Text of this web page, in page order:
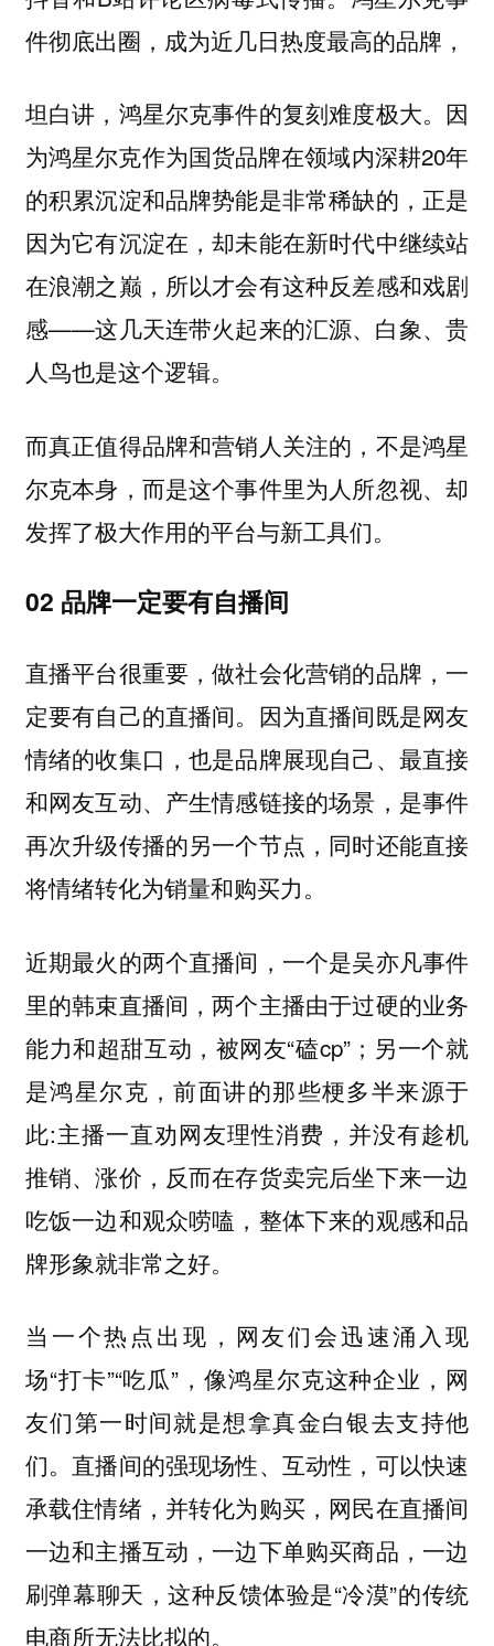
件彻底出圈，成为近几日热度最高的品牌，
坦白讲，鸿星尔克事件的复刻难度极大。因
为鸿星尔克作为国货品牌在领域内深耕20年
的积累沉淀和品牌势能是非常稀缺的，正是
因为它有沉淀在，却未能在新时代中继续站
在浪潮之巅，所以才会有这种反差感和戏剧
感——这几天连带火起来的汇源、白象、贵
人鸟也是这个逻辑。
而真正值得品牌和营销人关注的，不是鸿星
尔克本身，而是这个事件里为人所忽视、却
发挥了极大作用的平台与新工具们。
02 品牌一定要有自播间
直播平台很重要，做社会化营销的品牌，一
定要有自己的直播间。因为直播间既是网友
情绪的收集口，也是品牌展现自己、最直接
和网友互动、产生情感链接的场景，是事件
再次升级传播的另一个节点，同时还能直接
将情绪转化为销量和购买力。
近期最火的两个直播间，一个是吴亦凡事件
里的韩束直播间，两个主播由于过硬的业务
能力和超甜互动，被网友“磕cp”；另一个就
是鸿星尔克，前面讲的那些梗多半来源于
此:主播一直劝网友理性消费，并没有趁机
推销、涨价，反而在存货卖完后坐下来一边
吃饭一边和观众唠嗑，整体下来的观感和品
牌形象就非常之好。
当一个热点出现，网友们会迅速涌入现
场“打卡”“吃瓜”，像鸿星尔克这种企业，网
友们第一时间就是想拿真金白银去支持他
们。直播间的强现场性、互动性，可以快速
承载住情绪，并转化为购买，网民在直播间
一边和主播互动，一边下单购买商品，一边
刷弹幕聊天，这种反馈体验是“冷漠”的传统
电商所无法比拟的。